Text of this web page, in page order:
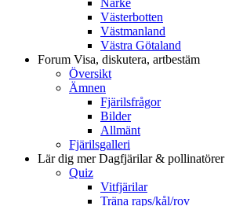
Västerbotten
Västmanland
Västra Götaland
Forum Visa, diskutera, artbestäm
Översikt
Ämnen
Fjärilsfrågor
Bilder
Allmänt
Fjärilsgalleri
Lär dig merDagfjärilar & pollinatörer
Quiz
Vitfjärilar
Träna raps/kål/rov